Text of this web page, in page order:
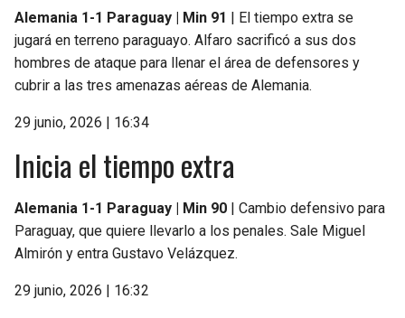
Alemania 1-1 Paraguay | Min 91
| El tiempo extra se
jugará en terreno paraguayo. Alfaro sacrificó a sus dos
hombres de ataque para llenar el área de defensores y
cubrir a las tres amenazas aéreas de Alemania.
29 junio, 2026 | 16:34
Inicia el tiempo extra
Alemania 1-1 Paraguay | Min 90
| Cambio defensivo para
Paraguay, que quiere llevarlo a los penales. Sale Miguel
Almirón y entra Gustavo Velázquez.
29 junio, 2026 | 16:32